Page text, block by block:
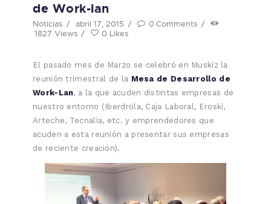
de Work-lan
Noticias abril 17, 2015 0 Comments
1827 Views 0 Likes
El pasado mes de Marzo se celebró en Muskiz la
reunión trimestral de la Mesa de Desarrollo de
Work-Lan, a la que acuden distintas empresas de
nuestro entorno (Iberdrola, Caja Laboral, Eroski,
Arteche, Tecnalia, etc. y emprendedores que
acuden a esta reunión a presentar sus empresas
de reciente creación).